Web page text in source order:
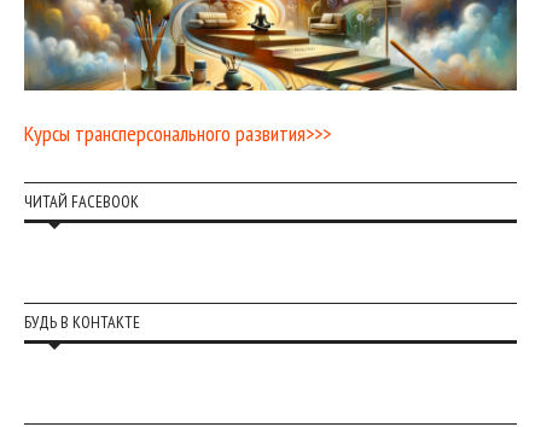
Курсы трансперсонального развития>>>
ЧИТАЙ FACEBOOK
БУДЬ В КОНТАКТЕ